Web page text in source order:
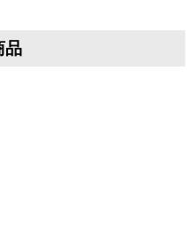
品